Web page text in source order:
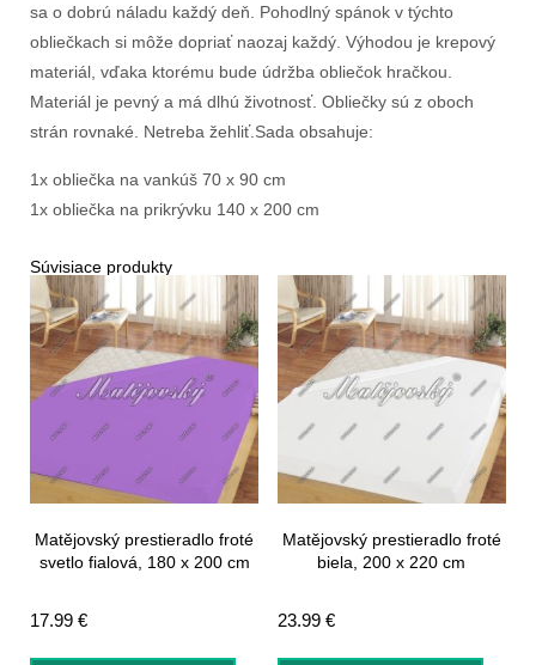
sa o dobrú náladu každý deň. Pohodlný spánok v týchto
obliečkach si môže dopriať naozaj každý. Výhodou je krepový
materiál, vďaka ktorému bude údržba obliečok hračkou.
Materiál je pevný a má dlhú životnosť. Obliečky sú z oboch
strán rovnaké. Netreba žehliť.Sada obsahuje:
1x obliečka na vankúš 70 x 90 cm
1x obliečka na prikrývku 140 x 200 cm
Súvisiace produkty
Matějovský prestieradlo froté
svetlo fialová, 180 x 200 cm
17.99 €
Matějovský prestieradlo froté
biela, 200 x 220 cm
23.99 €